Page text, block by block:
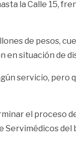
la Calle 15,
de pesos,
en situación de
servicio,
el proceso
del